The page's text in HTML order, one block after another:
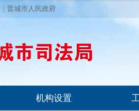
晋城市人民政府
机构设置